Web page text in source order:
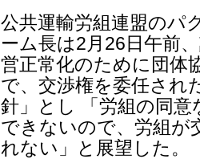
公共運輸労組連盟のパ
ーム長は2月26日午前
営正常化のために団体
で、交渉権を委任され
針」とし 「労組の同
できないので、労組が
れない」と展望した。